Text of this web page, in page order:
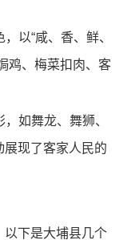
以“咸、香、鲜、
鸡、梅菜扣肉、客
如舞龙、舞狮、
现了客家人民的
以下是大埔县几个